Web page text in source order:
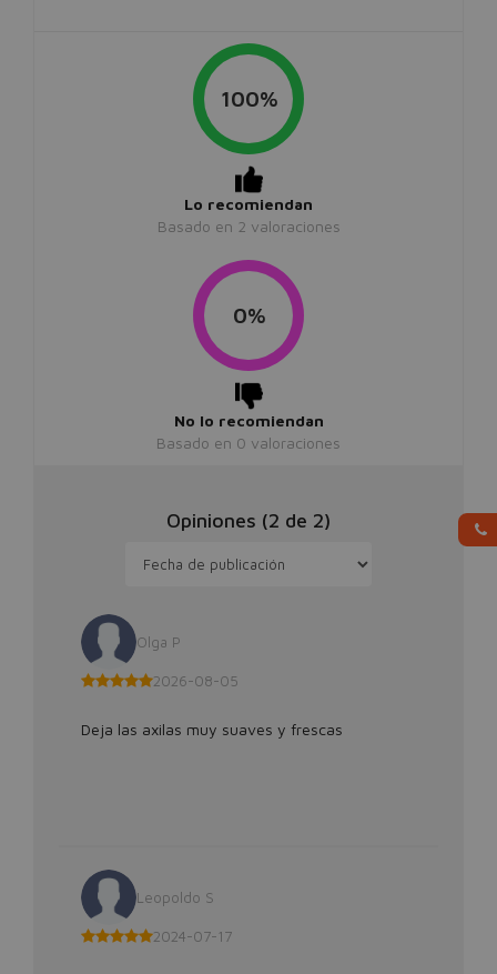
100%
Lo recomiendan
Basado en 2 valoraciones
0%
No lo recomiendan
Basado en 0 valoraciones
Opiniones (2 de 2)
Olga P
2026-08-05
Deja las axilas muy suaves y frescas
Leopoldo S
2024-07-17